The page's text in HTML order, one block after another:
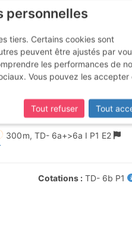
300 m,TD- 6a+>6a I P1 E2
Cotations TD- 6b P1
personnelles
tiers. Certains cookies sont
peuvent être ajustés par
les performances de
Vous pouvez les accepter
Tout refuser
Tout